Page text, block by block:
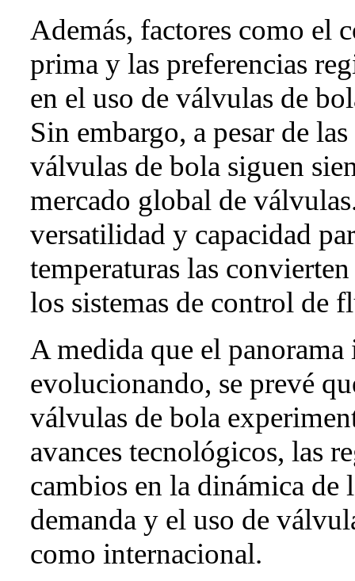
Además, factores como el
prima y las preferencias
en el uso de válvulas de
Sin embargo, a pesar de
válvulas de bola siguen
mercado global de
versatilidad y capacidad
temperaturas las
los sistemas de control de
A medida que el
evolucionando, se prevé
válvulas de bola
avances tecnológicos, las
cambios en la dinámica de
demanda y el uso de
como internacional.